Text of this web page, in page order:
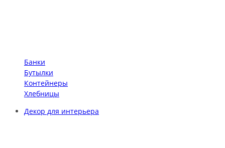
Банки
Бутылки
Контейнеры
Хлебницы
Декор для интерьера